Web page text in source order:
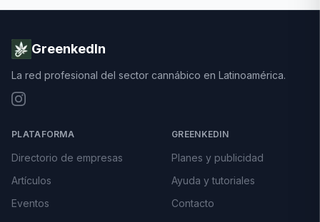
GreenkedIn
La red profesional del sector cannábico en Latinoamérica.
PLATAFORMA
Directorio de empresas
Artículos
Eventos
GREENKEDIN
Planes y publicidad
Ayuda y tutoriales
Contacto